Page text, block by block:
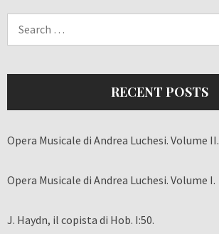
RECENT POSTS
Opera Musicale di Andrea Luchesi. Volume II.
Opera Musicale di Andrea Luchesi. Volume I.
J. Haydn, il copista di Hob. I:50.